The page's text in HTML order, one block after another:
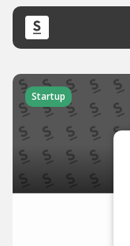
Startup